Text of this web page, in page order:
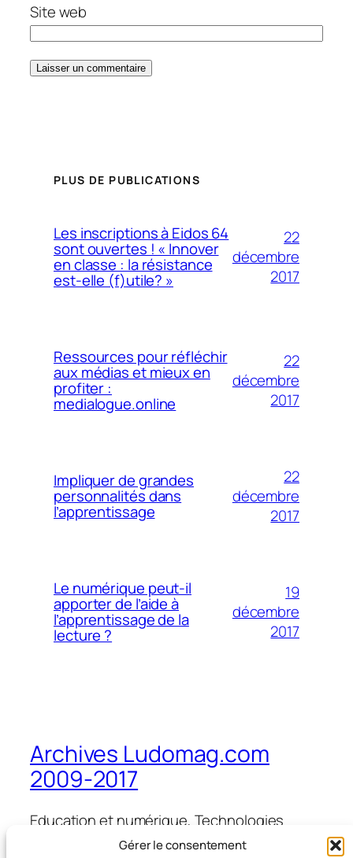
Gérer le consentement
Site web
PLUS DE PUBLICATIONS
Les inscriptions à Eidos 64
sont ouvertes ! « Innover
en classe : la résistance
est-elle (f)utile? »
22
décembre
2017
Ressources pour réfléchir
aux médias et mieux en
profiter :
medialogue.online
22
décembre
2017
Impliquer de grandes
personnalités dans
l’apprentissage
22
décembre
2017
Le numérique peut-il
apporter de l’aide à
l’apprentissage de la
lecture ?
19
décembre
2017
Archives Ludomag.com
2009-2017
Education et numérique, Technologies
d'Apprentissage, e-learning, serious games,